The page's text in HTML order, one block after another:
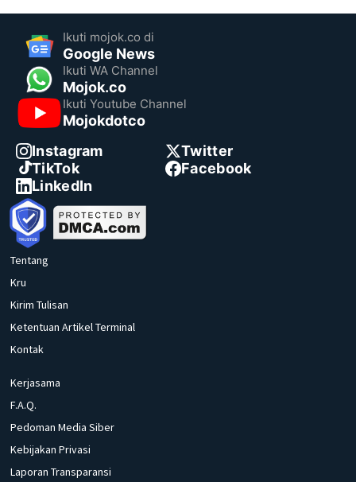
Ikuti mojok.co di
Google News
Ikuti WA Channel
Mojok.co
Ikuti Youtube Channel
Mojokdotco
Instagram
Twitter
TikTok
Facebook
LinkedIn
Tentang
Kru
Kirim Tulisan
Ketentuan Artikel Terminal
Kontak
Kerjasama
F.A.Q.
Pedoman Media Siber
Kebijakan Privasi
Laporan Transparansi